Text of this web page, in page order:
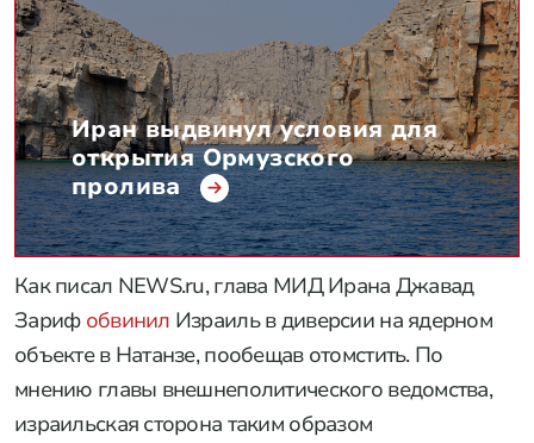
Иран выдвинул условия для
открытия Ормузского
пролива
Как писал NEWS.ru, глава МИД Ирана Джавад
Зариф обвинил Израиль в диверсии на ядерном
объекте в Натанзе, пообещав отомстить. По
мнению главы внешнеполитического ведомства,
израильская сторона таким образом